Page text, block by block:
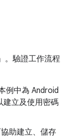
。驗證工作流程
例中為 Android
建立及使用密碼
助建立、儲存